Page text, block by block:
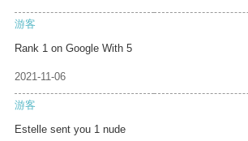
游客
Rank 1 on Google With 5
2021-11-06
游客
Estelle sent you 1 nude